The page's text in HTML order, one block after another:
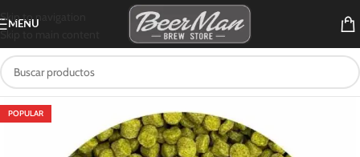
Skip to navigation
Skip to main content
MENU
POPULAR